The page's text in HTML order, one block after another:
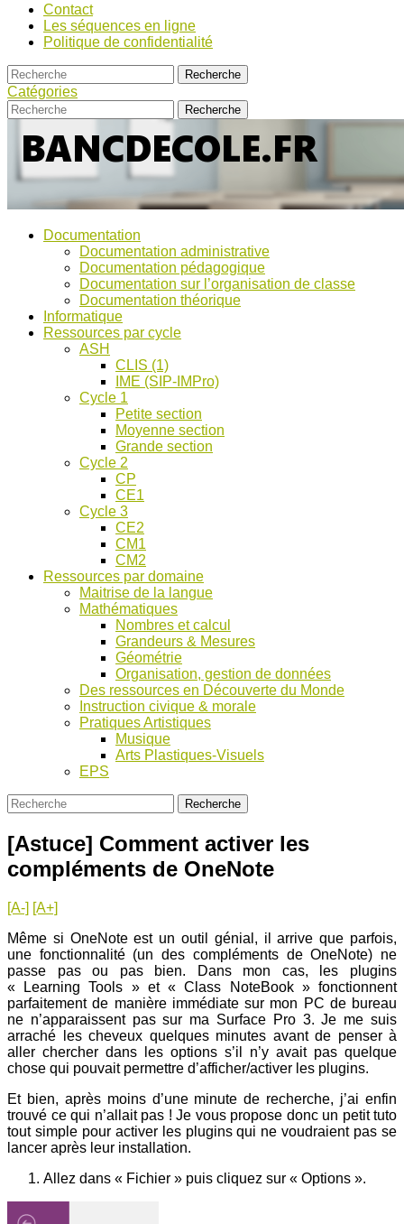
Contact
Les séquences en ligne
Politique de confidentialité
Catégories
Bancs
d’Ecole
pour
discussions
Documentation
Documentation administrative
Documentation pédagogique
Documentation sur l’organisation de classe
Documentation théorique
Informatique
Ressources par cycle
ASH
CLIS (1)
IME (SIP-IMPro)
Cycle 1
Petite section
Moyenne section
Grande section
Cycle 2
CP
CE1
Cycle 3
CE2
CM1
CM2
Ressources par domaine
Maitrise de la langue
Mathématiques
Nombres et calcul
Grandeurs & Mesures
Géométrie
Organisation, gestion de données
Des ressources en Découverte du Monde
Instruction civique & morale
Pratiques Artistiques
Musique
Arts Plastiques-Visuels
EPS
[Astuce] Comment activer les
compléments de OneNote
[A-] [A+]
Même si OneNote est un outil génial, il arrive que parfois,
une fonctionnalité (un des compléments de OneNote) ne
passe pas ou pas bien. Dans mon cas, les plugins
« Learning Tools » et « Class NoteBook » fonctionnent
parfaitement de manière immédiate sur mon PC de bureau
ne n’apparaissent pas sur ma Surface Pro 3. Je me suis
arraché les cheveux quelques minutes avant de penser à
aller chercher dans les options s’il n’y avait pas quelque
chose qui pouvait permettre d’afficher/activer les plugins.
Et bien, après moins d’une minute de recherche, j’ai enfin
trouvé ce qui n’allait pas ! Je vous propose donc un petit tuto
tout simple pour activer les plugins qui ne voudraient pas se
lancer après leur installation.
Allez dans « Fichier » puis cliquez sur « Options ».